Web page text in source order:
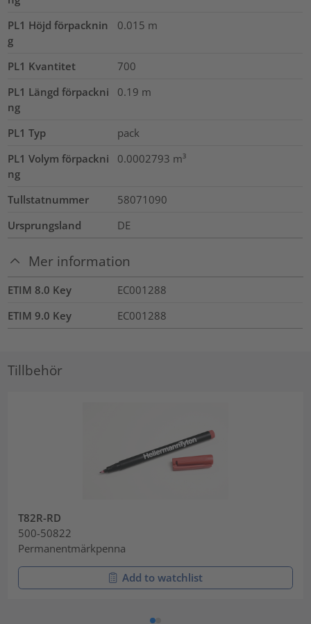
PL1 Höjd förpacknin
g
0.015 m
PL1 Kvantitet
700
PL1 Längd förpackni
ng
0.19 m
PL1 Typ
pack
PL1 Volym förpackni
ng
0.0002793 m³
Tullstatnummer
58071090
Ursprungsland
DE
Mer information
ETIM 8.0 Key
EC001288
ETIM 9.0 Key
EC001288
Tillbehör
T82R-RD
500-50822
Permanentmärkpenna
Add to watchlist